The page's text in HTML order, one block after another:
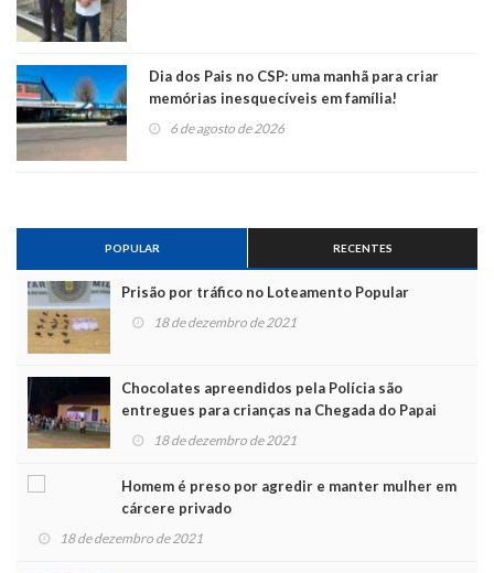
Dia dos Pais no CSP: uma manhã para criar
memórias inesquecíveis em família!
6 de agosto de 2026
POPULAR RECENTES
Prisão por tráfico no Loteamento Popular
18 de dezembro de 2021
Chocolates apreendidos pela Polícia são
entregues para crianças na Chegada do Papai
Noel
18 de dezembro de 2021
Homem é preso por agredir e manter mulher em
cárcere privado
18 de dezembro de 2021